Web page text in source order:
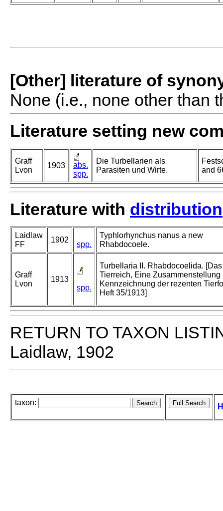
[Other] literature of
None (i.e., none other than
Literature setting new
Graff
Lvon
1903
abs.
spp.
Die Turbellarien als
Parasiten und Wirte.
and
Literature with distribution
Laidlaw
FF
1902
spp.
Typhlorhynchus nanus a new
Rhabdocoele.
Graff
Lvon
1913
spp.
Turbellaria II. Rhabdocoelida. [Das
Tierreich, Eine Zusammenstellung
Kennzeichnung der rezenten
Heft 35/1913]
RETURN TO TAXON
Laidlaw, 1902
taxon: